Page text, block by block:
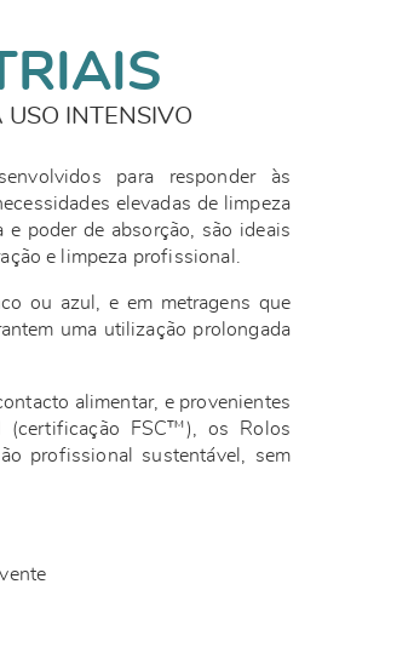
INTENSIVO
para responder às
elevadas de limpeza
e poder de absorção, são ideais
e limpeza profissional.
ou azul, e em metragens que
uma utilização prolongada
alimentar, e provenientes
(certificação FSC™), os Rolos
profissional sustentável, sem